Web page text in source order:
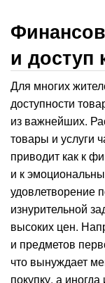
и доступ
Для многих
доступности
из важнейших.
товары и услуги
приводит как к
и к
удовлетворение
изнурительной
высоких цен.
и предметов
что вынуждает
покупку, а